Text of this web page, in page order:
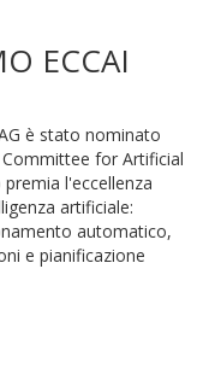
ECCAI
è stato nominato
Committee for Artificial
l'eccellenza
artificiale:
automatico,
e pianificazione